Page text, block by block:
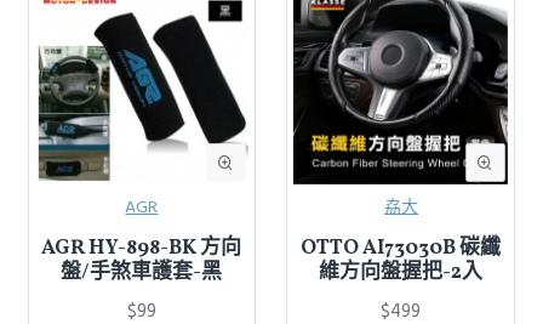
AGR
AGR HY-898-BK 方向
盤/手煞車護套-黑
$99
劦大
OTTO AI73030B 碳纖
維方向盤握把-2入
$499